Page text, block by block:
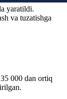
yaratildi.
va tuzatishga
000 dan ortiq